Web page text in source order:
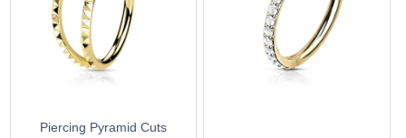
Piercing Pyramid Cuts